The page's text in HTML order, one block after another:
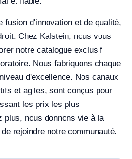
fusion d'innovation et de qualité,
Chez Kalstein, nous vous
notre catalogue exclusif
Nous fabriquons chaque
d'excellence. Nos canaux
et agiles, sont conçus pour
les prix les plus
plus, nous donnons vie à la
rejoindre notre communauté.